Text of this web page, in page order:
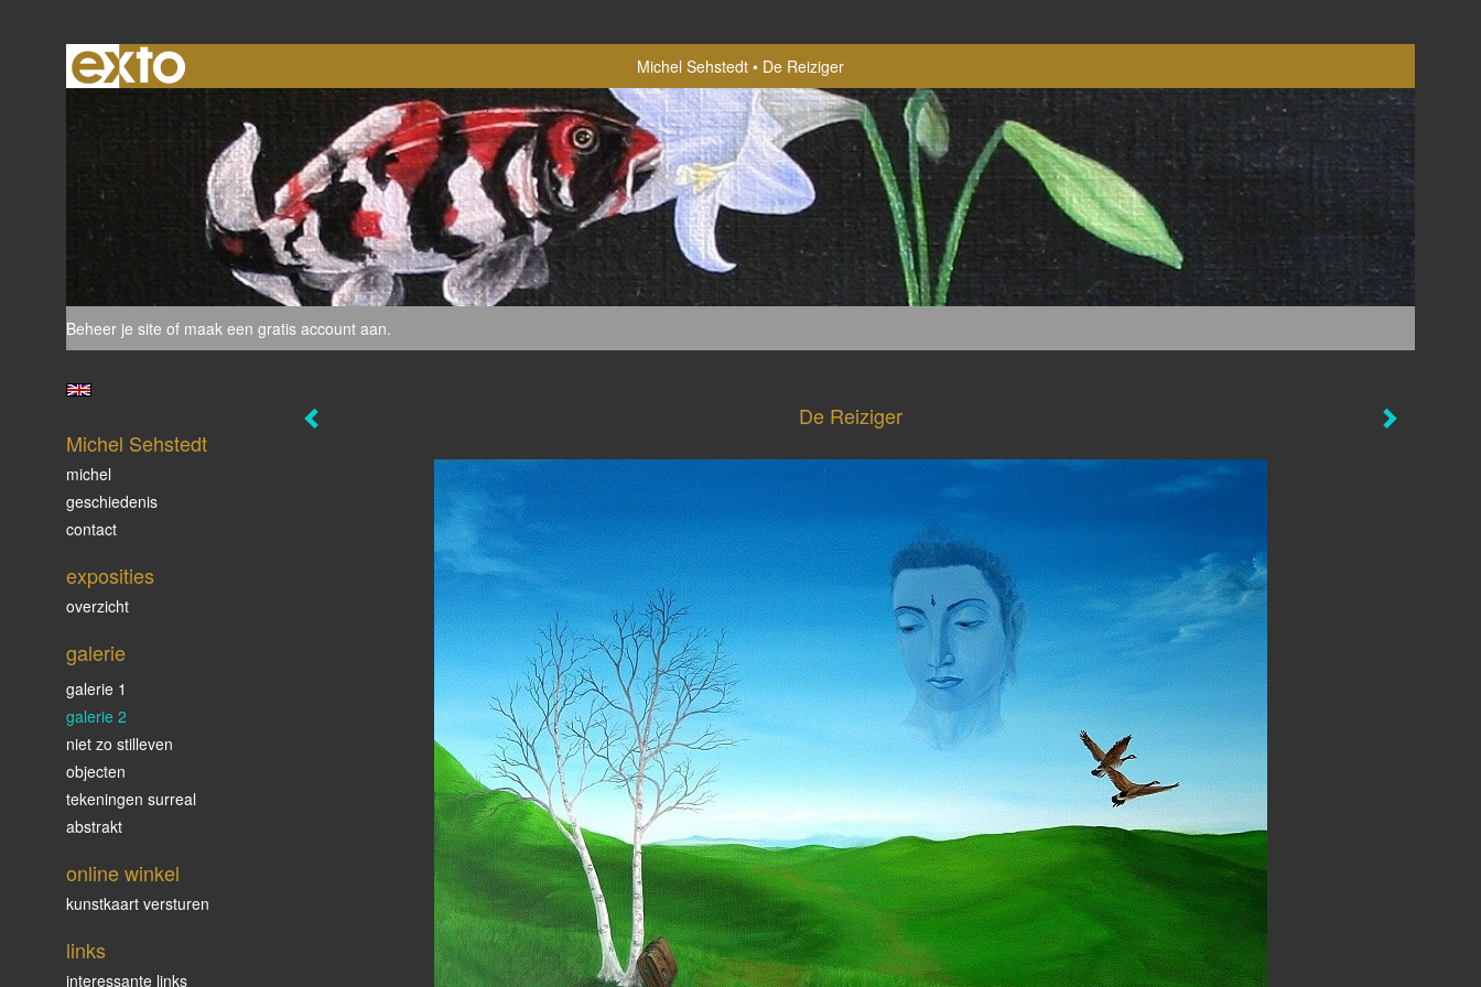
Michel Sehstedt De Reiziger
Beheer je site of maak een gratis account aan.
De Reiziger
Michel Sehstedt
michel
geschiedenis
contact
exposities
overzicht
galerie
galerie 1
galerie 2
niet zo stilleven
objecten
tekeningen surreal
abstrakt
online winkel
kunstkaart versturen
links
interessante links